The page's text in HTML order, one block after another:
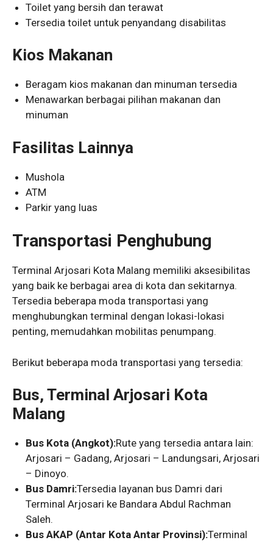
Toilet yang bersih dan terawat
Tersedia toilet untuk penyandang disabilitas
Kios Makanan
Beragam kios makanan dan minuman tersedia
Menawarkan berbagai pilihan makanan dan
minuman
Fasilitas Lainnya
Mushola
ATM
Parkir yang luas
Transportasi Penghubung
Terminal Arjosari Kota Malang memiliki aksesibilitas
yang baik ke berbagai area di kota dan sekitarnya.
Tersedia beberapa moda transportasi yang
menghubungkan terminal dengan lokasi-lokasi
penting, memudahkan mobilitas penumpang.
Berikut beberapa moda transportasi yang tersedia:
Bus, Terminal Arjosari Kota
Malang
Bus Kota (Angkot):Rute yang tersedia antara lain:
Arjosari – Gadang, Arjosari – Landungsari, Arjosari
– Dinoyo.
Bus Damri:Tersedia layanan bus Damri dari
Terminal Arjosari ke Bandara Abdul Rachman
Saleh.
Bus AKAP (Antar Kota Antar Provinsi):Terminal